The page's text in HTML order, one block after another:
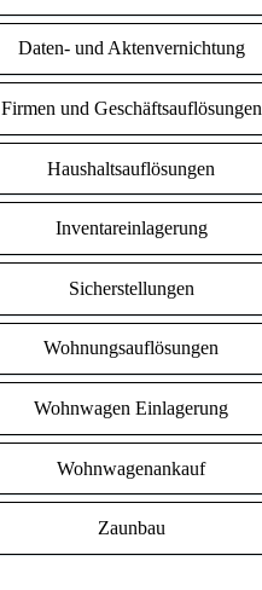
Daten- und Aktenvernichtung
Firmen und Geschäftsauflösungen
Haushaltsauflösungen
Inventareinlagerung
Sicherstellungen
Wohnungsauflösungen
Wohnwagen Einlagerung
Wohnwagenankauf
Zaunbau